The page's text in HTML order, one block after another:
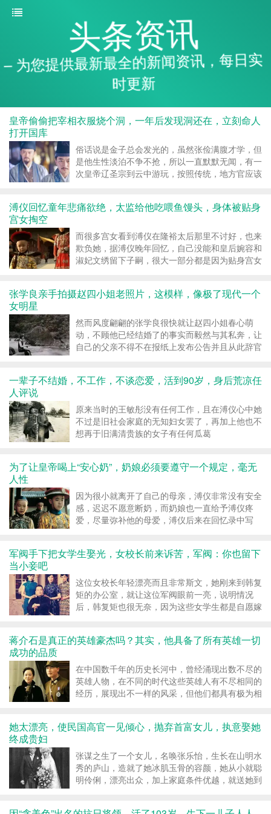
头条资讯
– 为您提供最新最全的新闻资讯，每日实
时更新
皇帝偷偷把宰相衣服烧个洞，一年后发现洞还在，立刻命人
打开国库
俗话说是金子总会发光的，虽然张俭满腹才学，但
是他生性淡泊不争不抢，所以一直默默无闻，有一
次皇帝辽圣宗到云中游玩，按照传统，地方官应该
溥仪回忆童年悲痛欲绝，太监给他吃喂鱼馒头，身体被贴身
宫女掏空
而很多宫女看到溥仪在隆裕太后那里不讨好，也来
欺负她，据溥仪晚年回忆，自己没能和皇后婉容和
淑妃文绣留下子嗣，很大一部分都是因为贴身宫女
张学良亲手拍摄赵四小姐老照片，这模样，像极了现代一个
女明星
然而风度翩翩的张学良很快就让赵四小姐春心萌
动，不顾他已经结婚了的事实而毅然与其私奔，让
自己的父亲不得不在报纸上发布公告并且从此辞官
一辈子不结婚，不工作，不谈恋爱，活到90岁，身后荒凉任
人评说
原来当时的王敏彤没有任何工作，且在溥仪心中她
不过是旧社会家庭的无知妇女罢了，再加上他也不
想再于旧满清贵族的女子有任何瓜葛
为了让皇帝喝上“安心奶”，奶娘必须要遵守一个规定，毫无
人性
因为很小就离开了自己的母亲，溥仪非常没有安全
感，迟迟不愿意断奶，而奶娘也一直给予溥仪疼
爱，尽量弥补他的母爱，溥仪后来在回忆录中写
军阀手下把女学生娶光，女校长前来诉苦，军阀：你也留下
当小妾吧
这位女校长年轻漂亮而且非常斯文，她刚来到韩复
矩的办公室，就让这位军阀眼前一亮，说明情况
后，韩复矩也很无奈，因为这些女学生都是自愿嫁
蒋介石是真正的英雄豪杰吗？其实，他具备了所有英雄一切
成功的品质
在中国数千年的历史长河中，曾经涌现出数不尽的
英雄人物，在不同的时代这些英雄人有不尽相同的
经历，展现出不一样的风采，但他们都具有极为相
她太漂亮，使民国高官一见倾心，抛弃首富女儿，执意娶她
终成贵妇
张谋之生了一个女儿，名唤张乐怡，生长在山明水
秀的庐山，造就了她冰肌玉骨的容颜，她从小就聪
明伶俐，漂亮出众，加上家庭条件优越，就送她到